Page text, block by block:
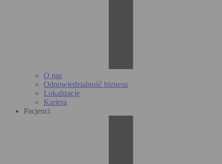
O nas
Odpowiedzialność biznesu
Lokalizacje
Kariera
Pacjenci